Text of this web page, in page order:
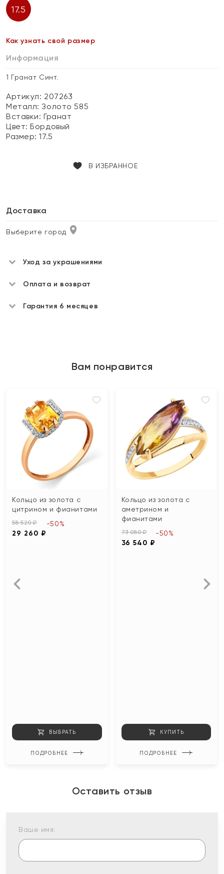
17.5
Как узнать свой размер
Информация
1 Гранат Синт.
Артикул: 207263
Металл:Золото 585
Вставки:Гранат
Цвет:Бордовый
Размер:17.5
В ИЗБРАННОЕ
Доставка
Выберите город
Уход за украшениями
Оплата и возврат
Гарантия 6 месяцев
Вам понравится
Кольцо из золота с
цитрином и фианитами
58 520 ₽
29 260 ₽
-50%
ВЫБРАТЬ
ПОДРОБНЕЕ
Кольцо из золота с
аметрином и
фианитами
73 080 ₽
36 540 ₽
-50%
КУПИТЬ
ПОДРОБНЕЕ
Оставить отзыв
Ваше имя: